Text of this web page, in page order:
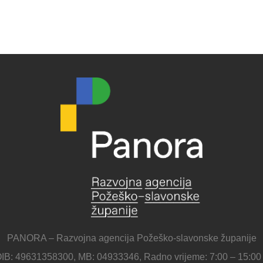
PANORA – Razvojna agencija Požeško-slavonske županije
49631358300, MB: 04933346, Radno vrijeme: 7:00 – 15:00